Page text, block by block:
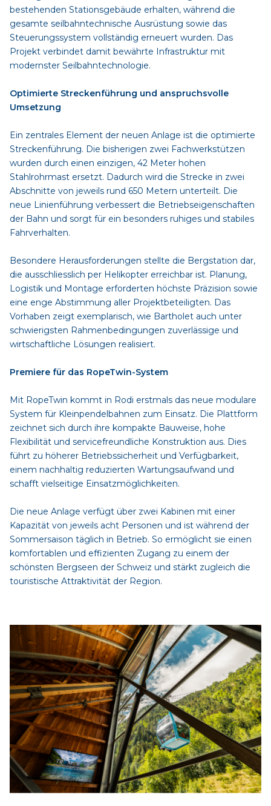
bestehenden Stationsgebäude erhalten, während die
gesamte seilbahntechnische Ausrüstung sowie das
Steuerungssystem vollständig erneuert wurden. Das
Projekt verbindet damit bewährte Infrastruktur mit
modernster Seilbahntechnologie.
Optimierte Streckenführung und anspruchsvolle
Umsetzung
Ein zentrales Element der neuen Anlage ist die optimierte
Streckenführung. Die bisherigen zwei Fachwerkstützen
wurden durch einen einzigen, 42 Meter hohen
Stahlrohrmast ersetzt. Dadurch wird die Strecke in zwei
Abschnitte von jeweils rund 650 Metern unterteilt. Die
neue Linienführung verbessert die Betriebseigenschaften
der Bahn und sorgt für ein besonders ruhiges und stabiles
Fahrverhalten.
Besondere Herausforderungen stellte die Bergstation dar,
die ausschliesslich per Helikopter erreichbar ist. Planung,
Logistik und Montage erforderten höchste Präzision sowie
eine enge Abstimmung aller Projektbeteiligten. Das
Vorhaben zeigt exemplarisch, wie Bartholet auch unter
schwierigsten Rahmenbedingungen zuverlässige und
wirtschaftliche Lösungen realisiert.
Premiere für das RopeTwin-System
Mit RopeTwin kommt in Rodi erstmals das neue modulare
System für Kleinpendelbahnen zum Einsatz. Die Plattform
zeichnet sich durch ihre kompakte Bauweise, hohe
Flexibilität und servicefreundliche Konstruktion aus. Dies
führt zu höherer Betriebssicherheit und Verfügbarkeit,
einem nachhaltig reduzierten Wartungsaufwand und
schafft vielseitige Einsatzmöglichkeiten.
Die neue Anlage verfügt über zwei Kabinen mit einer
Kapazität von jeweils acht Personen und ist während der
Sommersaison täglich in Betrieb. So ermöglicht sie einen
komfortablen und effizienten Zugang zu einem der
schönsten Bergseen der Schweiz und stärkt zugleich die
touristische Attraktivität der Region.